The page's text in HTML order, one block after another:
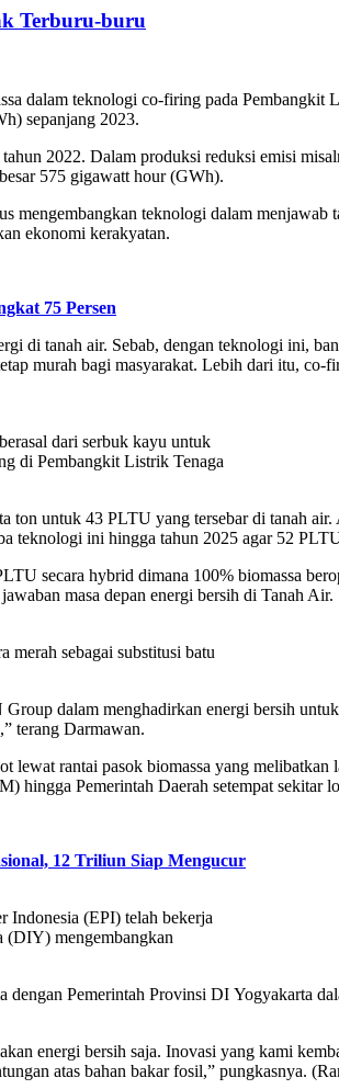
Terburu-buru
dalam teknologi co-firing pada
sepanjang 2023.
2022. Dalam produksi reduksi emisi
575 gigawatt hour (GWh).
teknologi dalam
ekonomi kerakyatan.
75 Persen
di tanah air. Sebab, dengan teknologi ini,
murah bagi masyarakat. Lebih dari itu,
dari serbuk kayu untuk
di Pembangkit Listrik Tenaga
ton untuk 43 PLTU yang tersebar di tanah
teknologi ini hingga tahun 2025 agar 52
secara hybrid dimana 100% biomassa
masa depan energi bersih di Tanah Air.
merah sebagai substitusi batu
dalam menghadirkan energi bersih
terang Darmawan.
rantai pasok biomassa yang
Pemerintah Daerah setempat sekitar
12 Triliun Siap Mengucur
Indonesia (EPI) telah bekerja
(DIY) mengembangkan
Pemerintah Provinsi DI Yogyakarta
energi bersih saja. Inovasi yang kami
atas bahan bakar fosil,” pungkasnya.